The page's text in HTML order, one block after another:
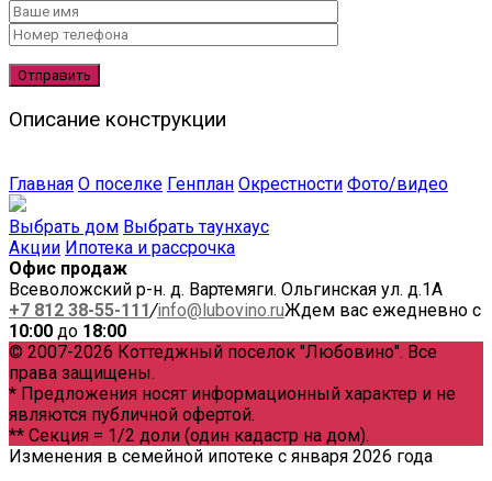
Описание конструкции
Главная О поселке Генплан Окрестности Фото/видео
Выбрать дом Выбрать таунхаус
Акции Ипотека и рассрочка
Офис продаж
Всеволожский р-н. д. Вартемяги. Ольгинская ул. д.1А
+7 812 38-55-111/info@lubovino.ruЖдем вас ежедневно с
10:00 до 18:00
© 2007-2026 Коттеджный поселок "Любовино". Все
права защищены.
* Предложения носят информационный характер и не
являются публичной офертой.
** Секция = 1/2 доли (один кадастр на дом).
Изменения в семейной ипотеке с января 2026 года